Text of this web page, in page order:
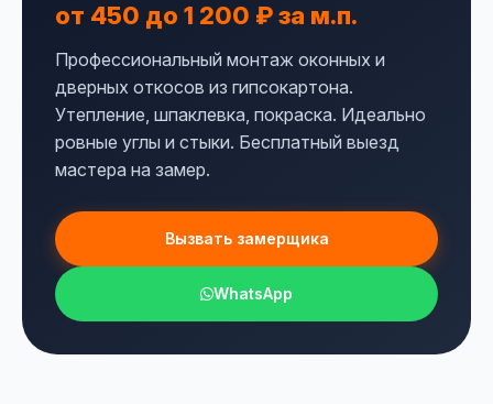
от 450 до 1 200 ₽ за м.п.
Профессиональный монтаж оконных и
дверных откосов из гипсокартона.
Утепление, шпаклевка, покраска. Идеально
ровные углы и стыки. Бесплатный выезд
мастера на замер.
Вызвать замерщика
WhatsApp